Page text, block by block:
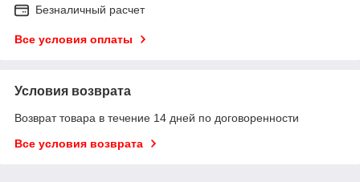
Безналичный расчет
Все условия оплаты
Условия возврата
Возврат товара в течение 14 дней по договоренности
Все условия возврата